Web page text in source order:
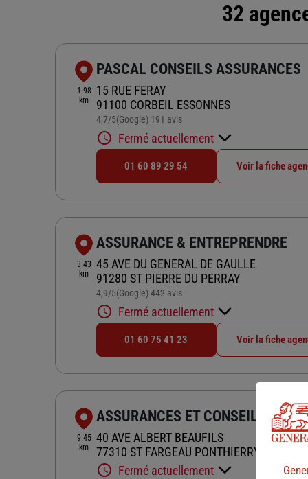
32
1.98
km
PASCAL CONSEILS ASSURANCES
15 RUE FERAY
91100 CORBEIL ESSONNES
4,7/5Note de 4.7 sur 5
(Google) 191 avis
Fermé actuellement
01 60 89 29 54 Voir la fiche
3.43
km
ASSURANCE & ENTREPRENDRE
45 AVE DU GENERAL DE GAULLE
91280 ST PIERRE DU PERRAY
4,9/5Note de 4.9 sur 5
(Google) 442 avis
Fermé actuellement
01 60 75 41 23 Voir la fiche
9.45
km
ASSURANCES ET CONSEILS
40 AVE ALBERT BEAUFILS
77310 ST FARGEAU PONTHIERRY
Fermé actuellement